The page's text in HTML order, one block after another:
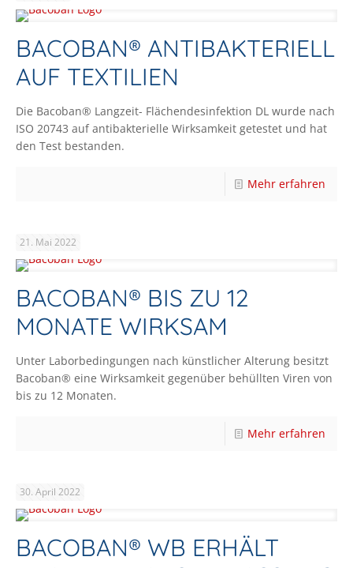
BACOBAN® ANTIBAKTERIELL
AUF TEXTILIEN
Die Bacoban® Langzeit- Flächendesinfektion DL wurde nach
ISO 20743 auf antibakterielle Wirksamkeit getestet und hat
den Test bestanden.
Mehr erfahren
21. Mai 2022
BACOBAN® BIS ZU 12
MONATE WIRKSAM
Unter Laborbedingungen nach künstlicher Alterung besitzt
Bacoban® eine Wirksamkeit gegenüber behüllten Viren von
bis zu 12 Monaten.
Mehr erfahren
30. April 2022
BACOBAN® WB ERHÄLT